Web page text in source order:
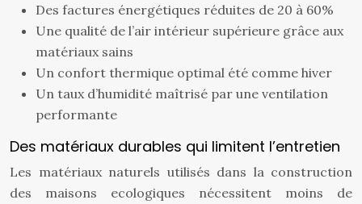
Des factures énergétiques réduites de 20 à 60%
Une qualité de l’air intérieur supérieure grâce aux
matériaux sains
Un confort thermique optimal été comme hiver
Un taux d’humidité maîtrisé par une ventilation
performante
Des matériaux durables qui limitent l’entretien
Les matériaux naturels utilisés dans la construction
des maisons ecologiques nécessitent moins de